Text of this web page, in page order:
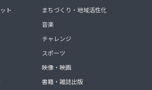
ト
まちづくり・地域活性化
音楽
チャレンジ
スポーツ
映像・映画
書籍・雑誌出版